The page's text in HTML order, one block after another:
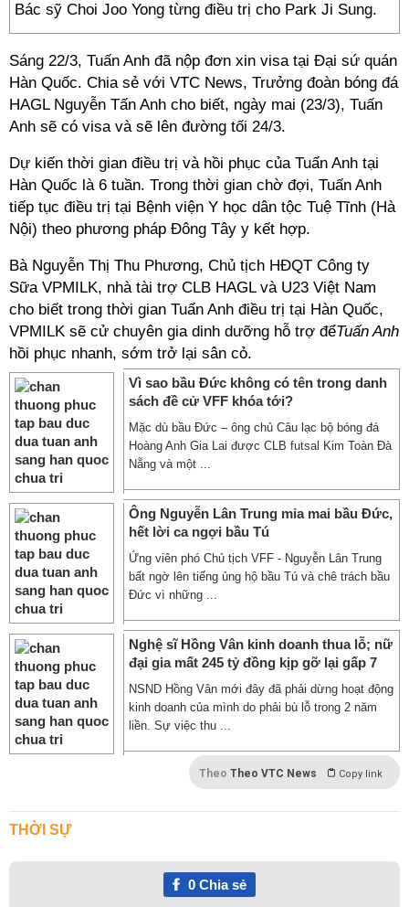
Bác sỹ Choi Joo Yong từng điều trị cho Park Ji Sung.
Sáng 22/3, Tuấn Anh đã nộp đơn xin visa tại Đại sứ quán
Hàn Quốc. Chia sẻ với VTC News, Trưởng đoàn bóng đá
HAGL Nguyễn Tấn Anh cho biết, ngày mai (23/3), Tuấn
Anh sẽ có visa và sẽ lên đường tối 24/3.
Dự kiến thời gian điều trị và hồi phục của Tuấn Anh tại
Hàn Quốc là 6 tuần. Trong thời gian chờ đợi, Tuấn Anh
tiếp tục điều trị tại Bệnh viện Y học dân tộc Tuệ Tĩnh (Hà
Nội) theo phương pháp Đông Tây y kết hợp.
Bà Nguyễn Thị Thu Phương, Chủ tịch HĐQT Công ty
Sữa VPMILK, nhà tài trợ CLB HAGL và U23 Việt Nam
cho biết trong thời gian Tuấn Anh điều trị tại Hàn Quốc,
VPMILK sẽ cử chuyên gia dinh dưỡng hỗ trợ đểTuấn Anh
hồi phục nhanh, sớm trở lại sân cỏ.
Vì sao bầu Đức không có tên trong danh
sách đề cử VFF khóa tới?
Mặc dù bầu Đức – ông chủ Câu lạc bộ bóng đá
Hoàng Anh Gia Lai được CLB futsal Kim Toàn Đà
Nẵng và một ...
Ông Nguyễn Lân Trung mỉa mai bầu Đức,
hết lời ca ngợi bầu Tú
Ứng viên phó Chủ tịch VFF - Nguyễn Lân Trung
bất ngờ lên tiếng ủng hộ bầu Tú và chê trách bầu
Đức vì những ...
Nghệ sĩ Hồng Vân kinh doanh thua lỗ; nữ
đại gia mất 245 tỷ đồng kịp gỡ lại gấp 7
NSND Hồng Vân mới đây đã phải dừng hoạt động
kinh doanh của mình do phải bù lỗ trong 2 năm
liền. Sự việc thu ...
Theo Theo VTC News Copy link
THỜI SỰ
0Chia sẻ